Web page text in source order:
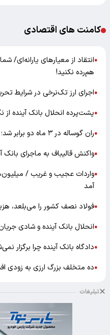
کامنت های اقتصادی
●انتقاد از معیارهای یارانه‌ای/
هم‌رده نکنید!
●اجرای ارز تک‌نرخی در شرایط
●پشت‌پرده انحلال بانک آینده
●ران گوساله در ۳ ماه دو برابر شد؛ کسی حواسش هست؟
●واکنش قالیباف به ماجرای بانک
●واردات عجیب و غریب /
آمد
●فولاد نصف کشور را می‌بلعد،
●انحلال بانک آینده و شادی
●دادگاه بانک آینده چرا برگزار
●ده متخلف بزرگ ارزی به زودی
تبلیغات